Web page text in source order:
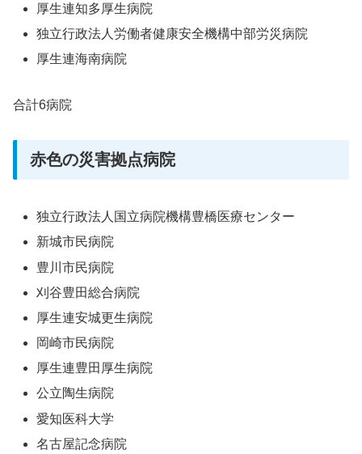
厚生連知多厚生病院
独立行政法人労働者健康安全機構中部労災病院
厚生連海南病院
合計6病院
赤色の災害拠点病院
独立行政法人国立病院機構豊橋医療センター
新城市民病院
豊川市民病院
刈谷豊田総合病院
厚生連安城更生病院
岡崎市民病院
厚生連豊田厚生病院
公立陶生病院
愛知医科大学
名古屋記念病院